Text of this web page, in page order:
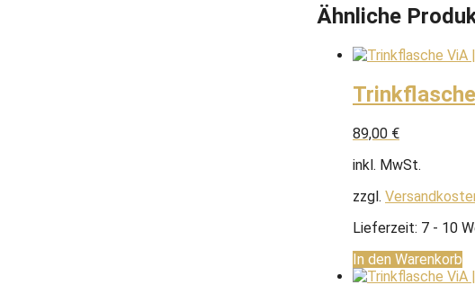
Ähnliche
89,00 €
inkl. MwSt.
zzgl.
Lieferzeit: 7 - 10
In den Warenkorb